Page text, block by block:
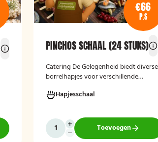
€66
P.S
PINCHOS SCHAAL (24 STUKS)
Catering De Gelegenheid biedt diverse
borrelhapjes voor verschillende
verjaardag, receptie of andere
hapjes. Hieronder ziet u een selectie uit
ons aanbod. De Poncho's schaal is
geschikt voor maximaal 6 personen
Hapjesschaal
Toevoegen